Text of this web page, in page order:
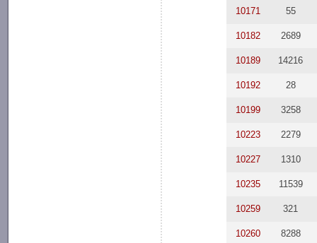
10171 55
10182 2689
10189 14216
10192 28
10199 3258
10223 2279
10227 1310
10235 11539
10259 321
10260 8288